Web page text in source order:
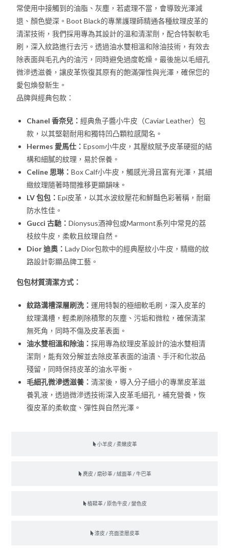
小羊皮 / 柔嫩皮革
麂皮 / 磨砂革 / 絨面革 / 牛巴革
植鞣革 / 原色牛皮 / 變色皮
漆皮 / 亮面塗層皮革
常使用中接觸到的油脂、灰塵，若處理不當，會導致光澤減
退、顏色變深。Boot Black的專業護理師精通各種紋理皮革的
清潔技術，我們採用專為其設計的溫和清潔劑，配合特製軟毛
刷，深入紋路進行去污。透過油水雙相溫和除油技術，有效去
除表面與毛孔內的油污，同時避免過度乾燥。最後施以毛細孔
微滲透滋養，讓皮革恢復其原有的飽滿彈性與光澤，確保您的
愛包煥發新生。
品牌與經典包款：
Chanel 香奈兒：經典魚子醬小牛皮（Caviar Leather）包
款，以其堅韌耐用和獨特凹凸顆粒感聞名。
Hermes 愛馬仕：Epsom小牛皮，其壓紋賦予皮革硬挺的結
構和細膩的紋理，易於保養。
Celine 思琳：Box Calf小牛皮，觸感光滑且富有光澤，其細
緻紋理隨著時間推移更顯韻味。
LV 包包：Epi皮革，以其水波紋壓花和鮮豔色彩著稱，耐磨
防水性佳。
Gucci 古馳：Dionysus酒神包或Marmont系列中常見的荔
枝紋牛皮，柔軟且紋理自然。
Dior 迪奧：Lady Dior包款中的經典壓紋小牛皮，精緻的紋
路設計彰顯品牌工藝。
包包材質清潔方式：
紋路溝槽深層刷洗：運用特製的極細軟毛刷，深入皮革的
紋理溝槽，輕柔刷除積聚的灰塵、污垢和微粒，確保清潔
無死角，同時不傷及皮革表面。
油水雙相溫和除油：採用專為紋理皮革設計的油水雙相清
潔劑，能有效分解並去除皮革表面的油漬、手汗和化妝品
殘留，同時保持皮革的油水平衡。
毛細孔微滲透滋養：清潔後，導入分子細小的專業皮革滋
養乳液，透過微滲透技術深入皮革毛細孔，補充營養，恢
復皮革的柔軟度、彈性與自然光澤。